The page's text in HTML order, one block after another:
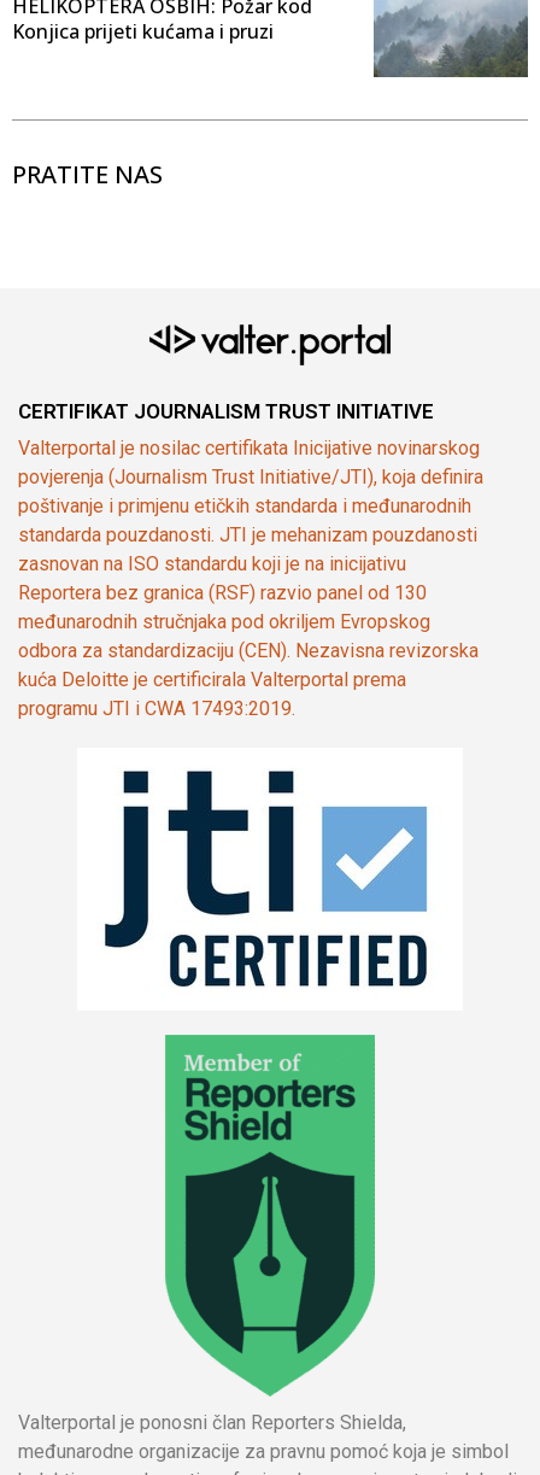
HELIKOPTERA OSBIH: Požar kod
Konjica prijeti kućama i pruzi
PRATITE NAS
CERTIFIKAT JOURNALISM TRUST INITIATIVE
Valterportal je nosilac certifikata Inicijative novinarskog
povjerenja (Journalism Trust Initiative/JTI), koja definira
poštivanje i primjenu etičkih standarda i međunarodnih
standarda pouzdanosti. JTI je mehanizam pouzdanosti
zasnovan na ISO standardu koji je na inicijativu
Reportera bez granica (RSF) razvio panel od 130
međunarodnih stručnjaka pod okriljem Evropskog
odbora za standardizaciju (CEN). Nezavisna revizorska
kuća Deloitte je certificirala Valterportal prema
programu JTI i CWA 17493:2019.
Valterportal je ponosni član Reporters Shielda,
međunarodne organizacije za pravnu pomoć koja je simbol